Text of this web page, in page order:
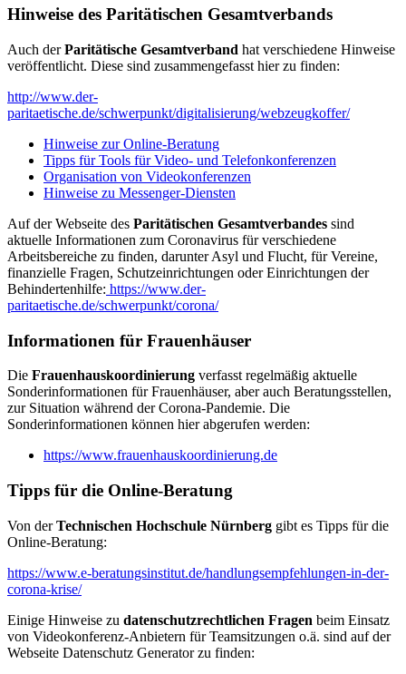
Hinweise des Paritätischen Gesamtverbands
Auch derParitätische Gesamtverband hat verschiedene Hinweise
veröffentlicht. Diese sind zusammengefasst hier zu finden:
http://www.der-
paritaetische.de/schwerpunkt/digitalisierung/webzeugkoffer/
Hinweise zur Online-Beratung
Tipps für Tools für Video- und Telefonkonferenzen
Organisation von Videokonferenzen
Hinweise zu Messenger-Diensten
Auf der Webseite des Paritätischen Gesamtverbandes sind
aktuelle Informationen zum Coronavirus für verschiedene
Arbeitsbereiche zu finden, darunter Asyl und Flucht, für Vereine,
finanzielle Fragen, Schutzeinrichtungen oder Einrichtungen der
Behindertenhilfe: https://www.der-
paritaetische.de/schwerpunkt/corona/
Informationen für Frauenhäuser
Die Frauenhauskoordinierung verfasst regelmäßig aktuelle
Sonderinformationen für Frauenhäuser, aber auch Beratungsstellen,
zur Situation während der Corona-Pandemie. Die
Sonderinformationen können hier abgerufen werden:
https://www.frauenhauskoordinierung.de
Tipps für die Online-Beratung
Von derTechnischen Hochschule Nürnberg gibt es Tipps für die
Online-Beratung:
https://www.e-beratungsinstitut.de/handlungsempfehlungen-in-der-
corona-krise/
Einige Hinweise zu datenschutzrechtlichen Fragen beim Einsatz
von Videokonferenz-Anbietern für Teamsitzungen o.ä. sind auf der
Webseite Datenschutz Generator zu finden: